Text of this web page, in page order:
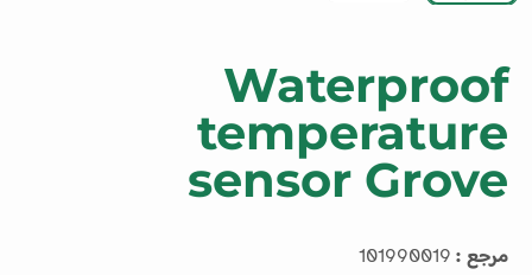
Waterproof
temperature
sensor Grove
مرجع :